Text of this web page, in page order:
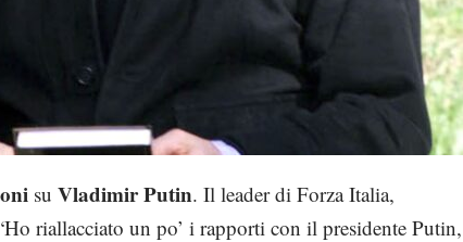
su Vladimir Putin. Il leader di Forza Italia,
riallacciato un po’ i rapporti con il presidente Putin,